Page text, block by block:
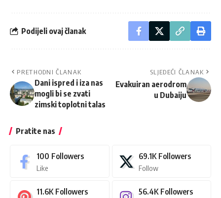
Podijeli ovaj članak
PRETHODNI ČLANAK
Dani ispred i iza nas
mogli bi se zvati
zimski toplotni talas
SLJEDEĆI ČLANAK
Evakuiran aerodrom
u Dubaiju
Pratite nas
100 Followers
Like
69.1K Followers
Follow
11.6K Followers 56.4K Followers